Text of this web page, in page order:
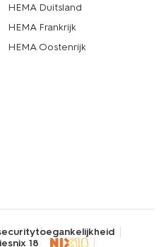
HEMA Duitsland
HEMA Frankrijk
HEMA Oostenrijk
toegankelijkheid
nix 18